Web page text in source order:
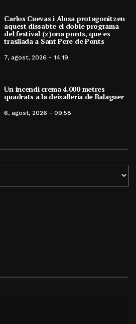
Carlos Cuevas i Alosa protagonitzen
aquest dissabte el doble programa
del festival (z)ona ponts, que es
trasllada a Sant Pere de Ponts
7, agost, 2026 - 14:19
Un incendi crema 4.000 metres
quadrats a la deixalleria de Balaguer
6, agost, 2026 - 09:58